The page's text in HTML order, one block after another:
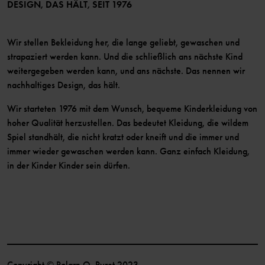
DESIGN, DAS HÄLT, SEIT 1976
Wir stellen Bekleidung her, die lange geliebt, gewaschen und
strapaziert werden kann. Und die schließlich ans nächste Kind
weitergegeben werden kann, und ans nächste. Das nennen wir
nachhaltiges Design, das hält.
Wir starteten 1976 mit dem Wunsch, bequeme Kinderkleidung von
hoher Qualität herzustellen. Das bedeutet Kleidung, die wildem
Spiel standhält, die nicht kratzt oder kneift und die immer und
immer wieder gewaschen werden kann. Ganz einfach Kleidung,
in der Kinder Kinder sein dürfen.